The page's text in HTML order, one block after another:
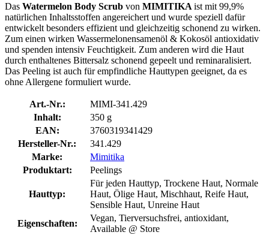
Das Watermelon Body Scrub von MIMITIKA ist mit 99,9%
natürlichen Inhaltsstoffen angereichert und wurde speziell dafür
entwickelt besonders effizient und gleichzeitig schonend zu wirken.
Zum einen wirken Wassermelonensamenöl & Kokosöl antioxidativ
und spenden intensiv Feuchtigkeit. Zum anderen wird die Haut
durch enthaltenes Bittersalz schonend gepeelt und reminaralisiert.
Das Peeling ist auch für empfindliche Hauttypen geeignet, da es
ohne Allergene formuliert wurde.
Art.-Nr.:
MIMI-341.429
Inhalt:
350 g
EAN:
3760319341429
Hersteller-Nr.:
341.429
Marke:
Mimitika
Produktart:
Peelings
Hauttyp:
Für jeden Hauttyp, Trockene Haut, Normale
Haut, Ölige Haut, Mischhaut, Reife Haut,
Sensible Haut, Unreine Haut
Eigenschaften:
Vegan, Tierversuchsfrei, antioxidant,
Available @ Store